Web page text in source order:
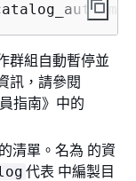
群組自動暫停並
訊，請參閱
指南》 中的
清單。名為 的資
代表 中編製目